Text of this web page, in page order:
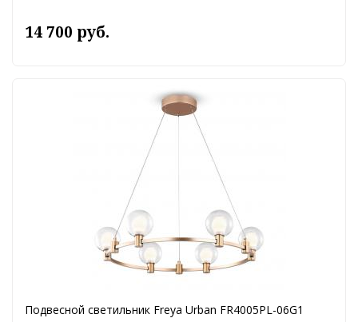
14 700 руб.
Подвесной светильник Freya Urban FR4005PL-06G1